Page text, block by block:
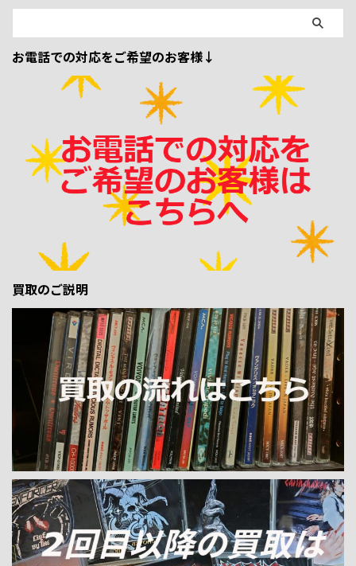
お電話での対応をご希望のお客様↓
買取のご説明